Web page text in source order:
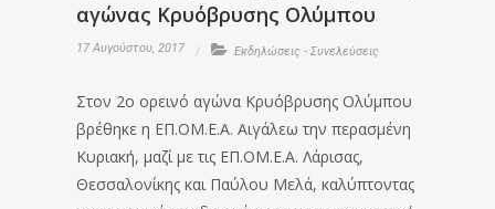
αγώνας Κρυόβρυσης Ολύμπου
17 Αυγούστου, 2017 Εκδηλώσεις - Συνελεύσεις
Στον 2ο ορεινό αγώνα Κρυόβρυσης Ολύμπου
βρέθηκε η ΕΠ.ΟΜ.Ε.Α. Αιγάλεω την περασμένη
Κυριακή, μαζί με τις ΕΠ.ΟΜ.Ε.Α. Λάρισας,
Θεσσαλονίκης και Παύλου Μελά, καλύπτοντας